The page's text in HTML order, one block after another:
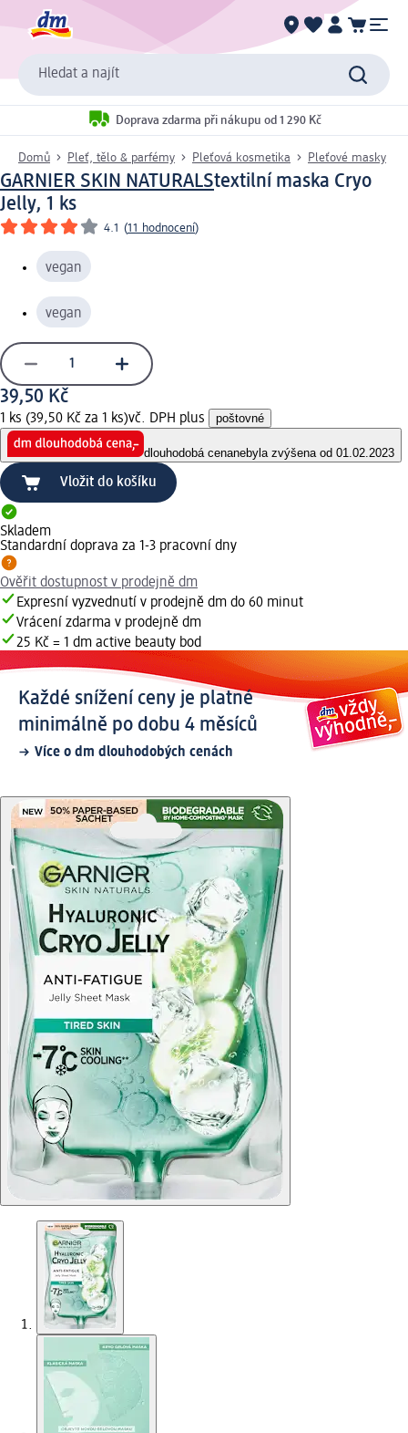
Hledat a najít
Doprava zdarma při nákupu od 1 290 Kč
Domů Pleť, tělo & parfémy Pleťová kosmetika Pleťové masky
GARNIER SKIN NATURALStextilní maska Cryo
Jelly, 1 ks
4.1 (11 hodnocení)
vegan
vegan
39,50 Kč
1 ks (39,50 Kč za 1 ks)vč. DPH plus poštovné
dlouhodobá cenanebyla zvýšena od 01.02.2023
Vložit do košíku
Skladem
Standardní doprava za 1-3 pracovní dny
Ověřit dostupnost v prodejně dm
Expresní vyzvednutí v prodejně dm do 60 minut
Vrácení zdarma v prodejně dm
25 Kč = 1 dm active beauty bod
Každé snížení ceny je platné
minimálně po dobu 4 měsíců
Více o dm dlouhodobých cenách